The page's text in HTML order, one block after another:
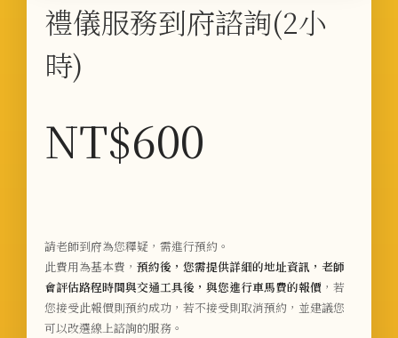
禮儀服務到府諮詢(2小
時)
NT$600
請老師到府為您釋疑，需進行預約。
此費用為基本費， 預約後，您需提供詳細的地址資訊，老師
會評估路程時間與交通工具後，與您進行車馬費的報價 ，若
您接受此報價則預約成功，若不接受則取消預約，並建議您
可以改選線上諮詢的服務。